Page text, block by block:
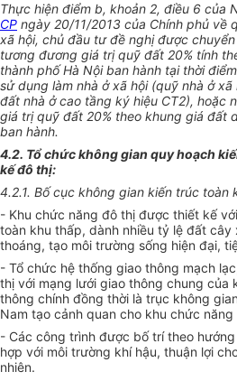
Thực hiện điểm b, khoản 2, điều 6 của
CP ngày 20/11/2013 của Chính phủ về
xã hội, chủ đầu tư đề nghị được
tương đương giá trị quỹ đất 20% tính
thành phố Hà Nội ban hành tại thời
sử dụng làm nhà ở xã hội (quỹ nhà ở
đất nhà ở cao tầng ký hiệu CT2), hoặc
giá trị quỹ đất 20% theo khung giá đất
ban hành.
4.2. Tổ chức không gian quy hoạch
kế đô thị:
4.2.1. Bố cục không gian kiến trúc toàn
- Khu chức năng đô thị được thiết kế
toàn khu thấp, dành nhiều tỷ lệ đất cây
thoáng, tạo môi trường sống hiện đại,
- Tổ chức hệ thống giao thông mạch
thị với mạng lưới giao thông chung của
thông chính đồng thời là trục không
Nam tạo cảnh quan cho khu chức năng
- Các công trình được bố trí theo
hợp với môi trường khí hậu, thuận lợi
nhiên.